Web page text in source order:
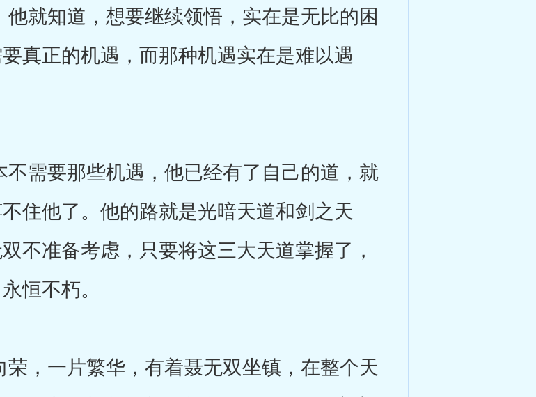
知道，想要继续领悟，实在是无比的困
真正的机遇，而那种机遇实在是难以遇
要那些机遇，他已经有了自己的道，就
住他了。他的路就是光暗天道和剑之天
不准备考虑，只要将这三大天道掌握了，
恒不朽。
一片繁华，有着聂无双坐镇，在整个天